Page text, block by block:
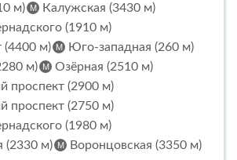
м)
Калужская (3430 м)
(1910 м)
(4400 м)
Юго-западная (260 м)
м)
Озёрная (2510 м)
проспект (2900 м)
проспект (2750 м)
(1980 м)
(2330 м)
Воронцовская (3350 м)